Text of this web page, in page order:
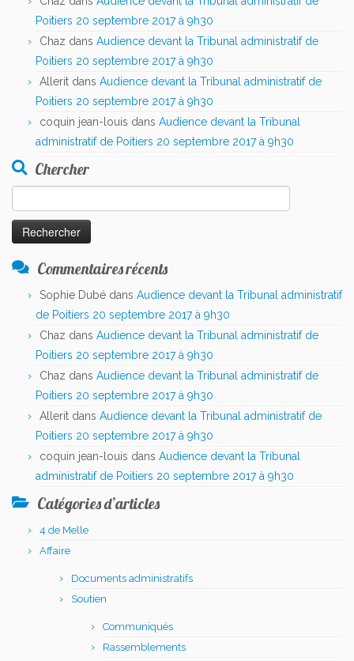
Poitiers 20 septembre 2017 à 9h30
Chaz dans Audience devant la Tribunal administratif de
Poitiers 20 septembre 2017 à 9h30
Allerit dans Audience devant la Tribunal administratif de
Poitiers 20 septembre 2017 à 9h30
coquin jean-louis dans Audience devant la Tribunal
administratif de Poitiers 20 septembre 2017 à 9h30
Chercher
Commentaires récents
Sophie Dubé dans Audience devant la Tribunal administratif
de Poitiers 20 septembre 2017 à 9h30
Chaz dans Audience devant la Tribunal administratif de
Poitiers 20 septembre 2017 à 9h30
Chaz dans Audience devant la Tribunal administratif de
Poitiers 20 septembre 2017 à 9h30
Allerit dans Audience devant la Tribunal administratif de
Poitiers 20 septembre 2017 à 9h30
coquin jean-louis dans Audience devant la Tribunal
administratif de Poitiers 20 septembre 2017 à 9h30
Catégories d’articles
4 de Melle
Affaire
Documents administratifs
Soutien
Communiqués
Rassemblements